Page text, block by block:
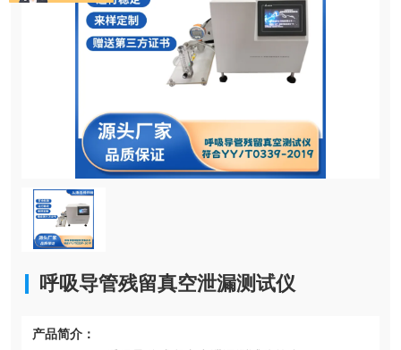
呼吸导管残留真空泄漏测试仪
产品简介：